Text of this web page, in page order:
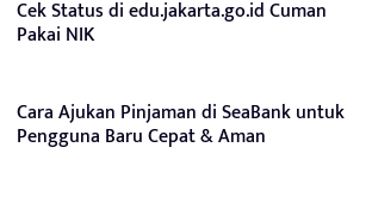
Cek Status di edu.jakarta.go.id Cuman
Pakai NIK
Cara Ajukan Pinjaman di SeaBank untuk
Pengguna Baru Cepat & Aman